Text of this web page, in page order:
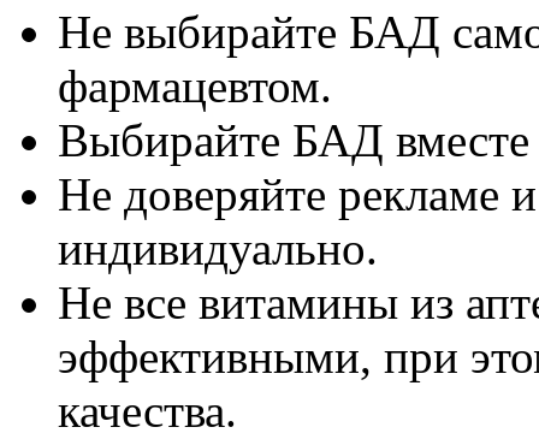
Не выбирайте БАД
фармацевтом.
Выбирайте БАД вместе
Не доверяйте рекламе
индивидуально.
Не все витамины из
эффективными, при
качества.